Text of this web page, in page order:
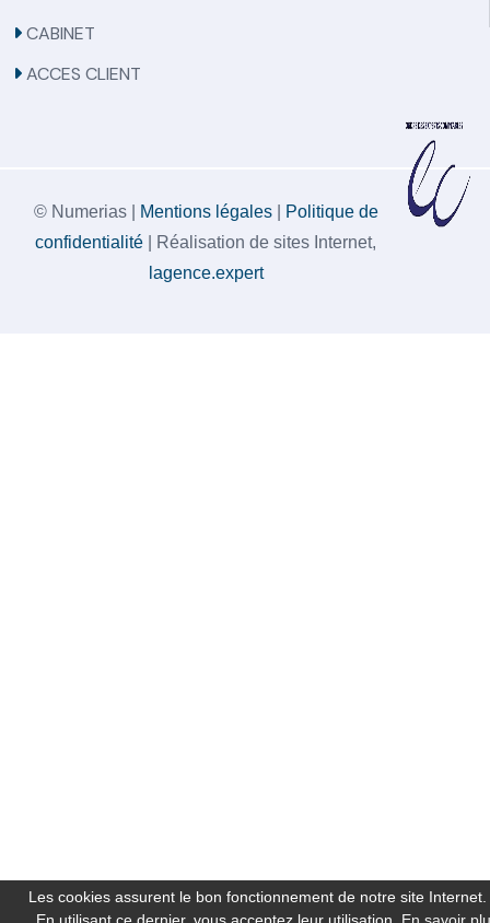
CABINET
ACCES CLIENT
© Numerias | Mentions légales|
Politique de
confidentialité | Réalisation de sites Internet,
lagence.expert
Les cookies assurent le bon fonctionnement de notre site Internet.